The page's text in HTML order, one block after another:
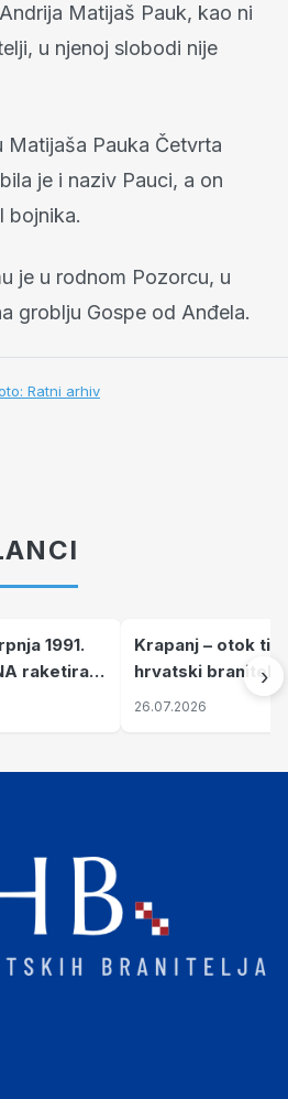
Matijaš Pauk, kao ni
u njenoj slobodi nije
Matijaša Pauka Četvrta
je i naziv Pauci, a on
bojnika.
je u rodnom Pozorcu, u
groblju Gospe od Anđela.
Ratni arhiv
1991.
raketirali
"Nikola
Krapanj – otok
hrvatski branitelji
pronalaze mir
26.07.2026
›